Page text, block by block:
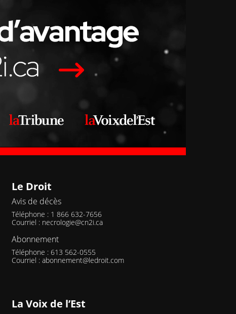
Le Droit
Avis de décès
Téléphone : 1 866 632-7656
Courriel : necrologie@cn2i.ca
Abonnement
Téléphone : 613 562-0555
Courriel : abonnement@ledroit.com
La Voix de l’Est